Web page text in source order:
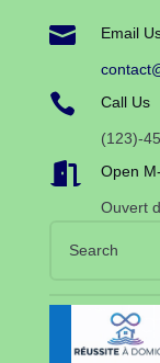
 Email
 Call Us
(123)-
 Open
Ouvert